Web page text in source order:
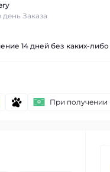
Заказа
14 дней без каких-
При получении